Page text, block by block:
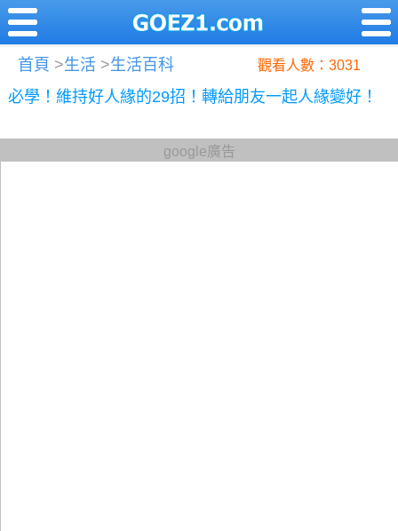
首頁 >生活 >生活百科 觀看人數：3031
必學！維持好人緣的29招！轉給朋友一起人緣變好！
google廣告